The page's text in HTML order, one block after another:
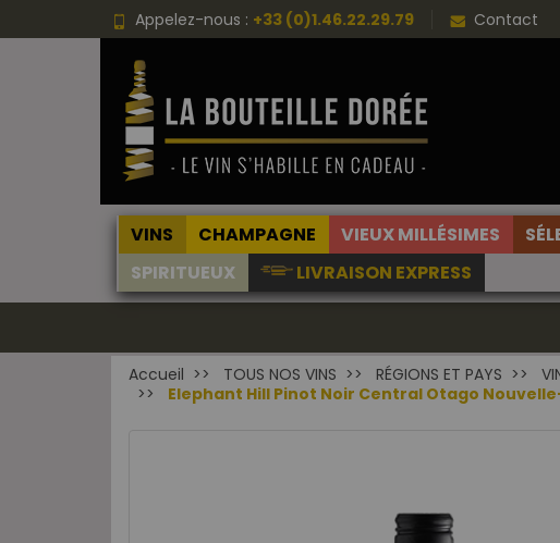
Appelez-nous : +33 (0)1.46.22.29.79 Contact
VINS CHAMPAGNE VIEUX MILLÉSIMES
SPIRITUEUX
LIVRAISON EXPRESS
Accueil TOUS NOS VINS RÉGIONS ET PAYS
Elephant Hill Pinot Noir Central Otago